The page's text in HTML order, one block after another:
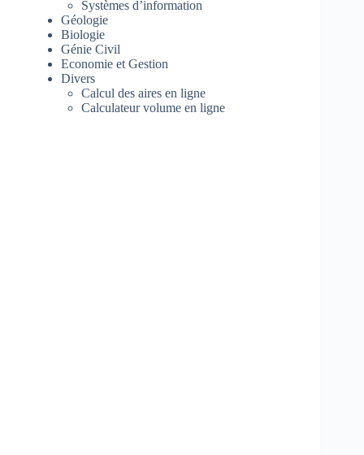
Systèmes d’information
Géologie
Biologie
Génie Civil
Economie et Gestion
Divers
Calcul des aires en ligne
Calculateur volume en ligne